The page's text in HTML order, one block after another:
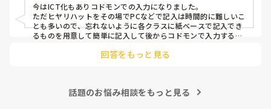
今はICT化もありコドモンでの入力になりました。
ただヒヤリハットをその場でPCなどで記入は時間的に難しいこ
とも多いので、忘れないように各クラスに紙ベースで記入でき
るものを用意して簡単に記入して後からコドモンで入力するよ
回答をもっと見る
話題のお悩み相談をもっと見る